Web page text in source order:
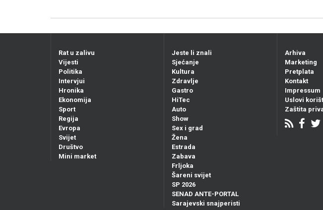
Rat u zalivu
Vijesti
Politika
Intervjui
Hronika
Ekonomija
Sport
Regija
Evropa
Svijet
Društvo
Mini market
Jeste li znali
Sjećanje
Kultura
Zdravlje
Gastro
HiTec
Auto
Show
Sex i grad
Žena
Estrada
Zabava
Frljoka
Šareni svijet
SP 2026
SENAD ANTE-PORTAL
Sarajevski snajperisti
Arhiva
Marketing
Pretplata
Kontakt
Impressum
Uslovi
Zaštita